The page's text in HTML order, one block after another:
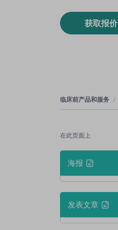
获取报价
临床前产品和服务
在此页面上
海报
发表文章